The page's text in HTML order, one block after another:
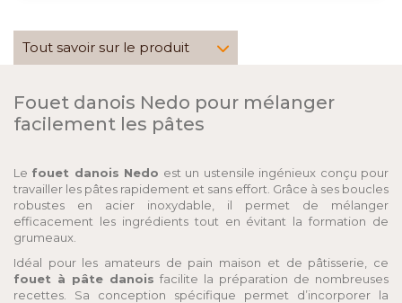
Tout savoir sur le produit
Fouet danois Nedo pour mélanger
facilement les pâtes
Le fouet danois Nedo est un ustensile ingénieux conçu pour
travailler les pâtes rapidement et sans effort. Grâce à ses boucles
robustes en acier inoxydable, il permet de mélanger
efficacement les ingrédients tout en évitant la formation de
grumeaux.
Idéal pour les amateurs de pain maison et de pâtisserie, ce
fouet à pâte danois facilite la préparation de nombreuses
recettes. Sa conception spécifique permet d’incorporer la